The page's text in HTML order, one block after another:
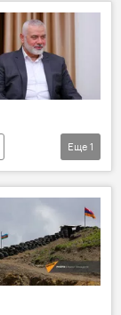
Еще 1